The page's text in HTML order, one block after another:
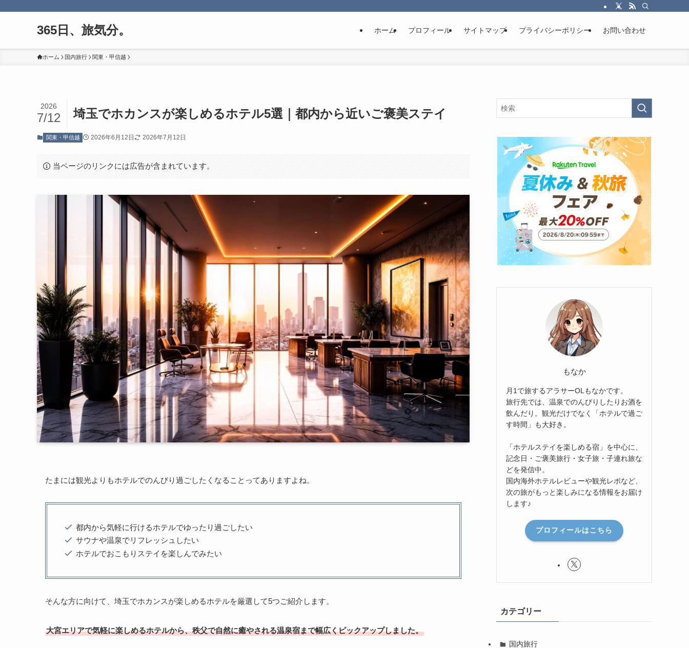
365日、旅気分。 ホーム プロフィール サイトマップ プライバシーポリシー お問い合わせ
ホーム 国内旅行 関東・甲信越
埼玉でホカンスが楽しめるホテル5選｜都内から近いご褒美ステイ
2026
7/12
関東・甲信越 2026年6月12日 2026年7月12日
当ページのリンクには広告が含まれています。
たまには観光よりもホテルでのんびり過ごしたくなることってありますよね。
都内から気軽に行けるホテルでゆったり過ごしたい
サウナや温泉でリフレッシュしたい
ホテルでおこもりステイを楽しんでみたい
そんな方に向けて、埼玉でホカンスが楽しめるホテルを厳選して5つご紹介します。
大宮エリアで気軽に楽しめるホテルから、秩父で自然に癒やされる温泉宿まで幅広くピックアップしました。
もなか
月1で旅するアラサーOLもなかです。
旅行先では、温泉でのんびりしたりお酒を
飲んだり。観光だけでなく「ホテルで過ご
す時間」も大好き。
「ホテルステイを楽しめる宿」を中心に、
記念日・ご褒美旅行・女子旅・子連れ旅な
どを発信中。
国内海外ホテルレビューや観光レポなど、
次の旅がもっと楽しみになる情報をお届け
します♪
プロフィールはこちら
カテゴリー
国内旅行